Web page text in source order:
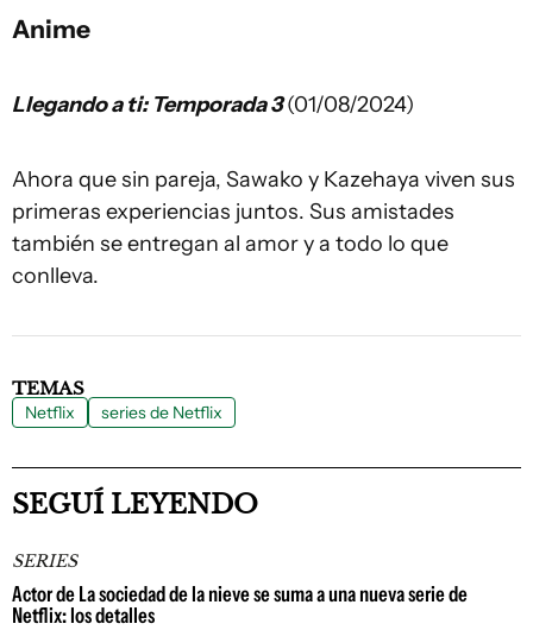
Anime
Llegando a ti: Temporada 3(01/08/2024)
Ahora que sin pareja, Sawako y Kazehaya viven sus
primeras experiencias juntos. Sus amistades
también se entregan al amor y a todo lo que
conlleva.
TEMAS
Netflix series de Netflix
SEGUÍ LEYENDO
SERIES
Actor de La sociedad de la nieve se suma a una nueva serie de
Netflix: los detalles